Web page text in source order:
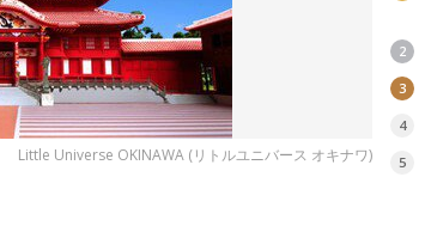
Little Universe OKINAWA (リトルユニバース オキナワ)
2
3
4
5